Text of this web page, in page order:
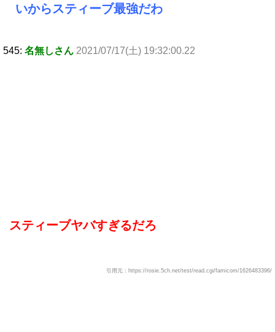
いからスティーブ最強だわ
545: 名無しさん 2021/07/17(土) 19:32:00.22
スティーブヤバすぎるだろ
引用元：https://rosie.5ch.net/test/read.cgi/famicom/1626483396/